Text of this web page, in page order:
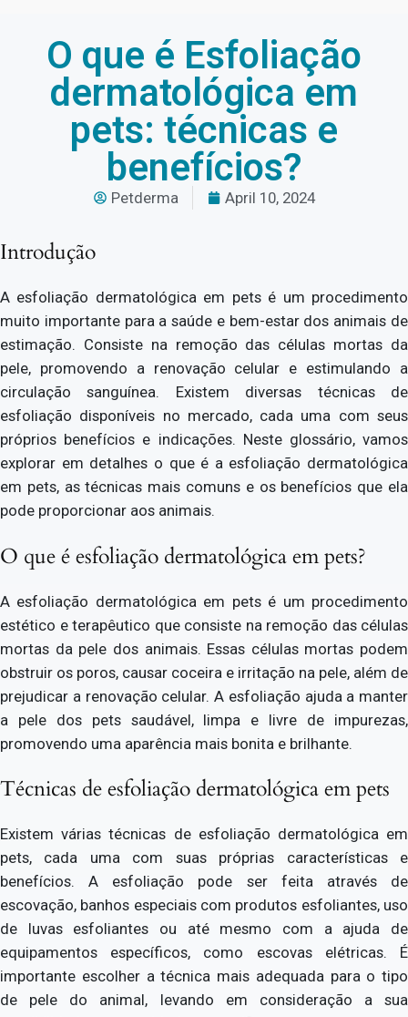
O que é Esfoliação
dermatológica em
pets: técnicas e
benefícios?
Petderma April 10, 2024
Introdução
A esfoliação dermatológica em pets é um procedimento
muito importante para a saúde e bem-estar dos animais de
estimação. Consiste na remoção das células mortas da
pele, promovendo a renovação celular e estimulando a
circulação sanguínea. Existem diversas técnicas de
esfoliação disponíveis no mercado, cada uma com seus
próprios benefícios e indicações. Neste glossário, vamos
explorar em detalhes o que é a esfoliação dermatológica
em pets, as técnicas mais comuns e os benefícios que ela
pode proporcionar aos animais.
O que é esfoliação dermatológica em pets?
A esfoliação dermatológica em pets é um procedimento
estético e terapêutico que consiste na remoção das células
mortas da pele dos animais. Essas células mortas podem
obstruir os poros, causar coceira e irritação na pele, além de
prejudicar a renovação celular. A esfoliação ajuda a manter
a pele dos pets saudável, limpa e livre de impurezas,
promovendo uma aparência mais bonita e brilhante.
Técnicas de esfoliação dermatológica em pets
Existem várias técnicas de esfoliação dermatológica em
pets, cada uma com suas próprias características e
benefícios. A esfoliação pode ser feita através de
escovação, banhos especiais com produtos esfoliantes, uso
de luvas esfoliantes ou até mesmo com a ajuda de
equipamentos específicos, como escovas elétricas. É
importante escolher a técnica mais adequada para o tipo
de pele do animal, levando em consideração a sua